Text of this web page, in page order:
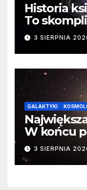
Historia
To
3 SIERPNIA
GALAKTYKI
W końcu
faktyczne
3 SIERPNIA